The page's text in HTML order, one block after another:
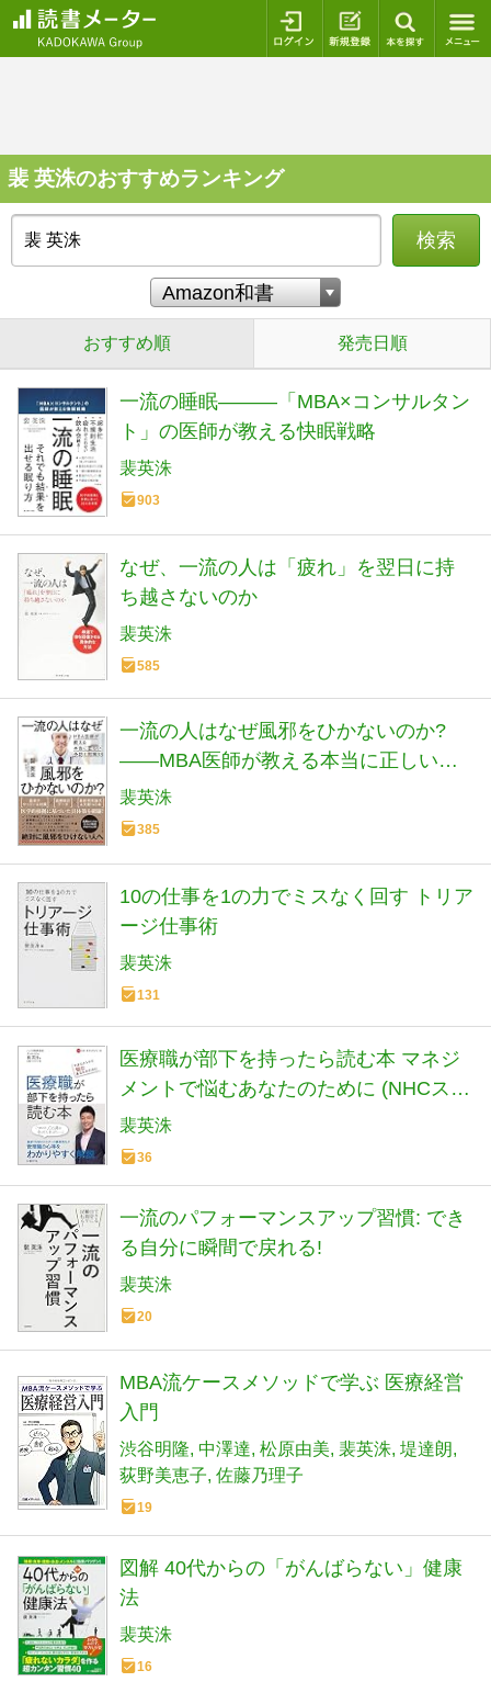
ログイン 新規登録
裴 英洙のおすすめランキング
検索
おすすめ順 発売日順
一流の睡眠―――「MBA×コンサルタン
ト」の医師が教える快眠戦略
裴英洙
903
なぜ、一流の人は「疲れ」を翌日に持
ち越さないのか
裴英洙
585
一流の人はなぜ風邪をひかないのか?
――MBA医師が教える本当に正しい予
防と対策33
裴英洙
385
10の仕事を1の力でミスなく回す トリア
ージ仕事術
裴英洙
131
医療職が部下を持ったら読む本 マネジ
メントで悩むあなたのために (NHCスタ
ートアップシリーズ)
裴英洙
36
一流のパフォーマンスアップ習慣: でき
る自分に瞬間で戻れる!
裴英洙
20
MBA流ケースメソッドで学ぶ 医療経営
入門
渋谷明隆 中澤達 松原由美 裴英洙 堤達朗
荻野美恵子 佐藤乃理子
19
図解 40代からの「がんばらない」健康
法
裴英洙
16